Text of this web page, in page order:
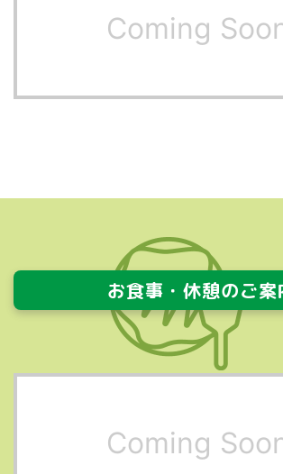
Coming
お食事・休憩のご案
Coming